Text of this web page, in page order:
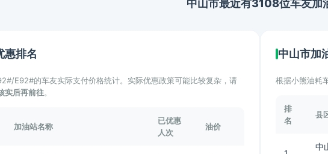
中山市最近有3108位车友加
惠排名
E92#的车友实际支付价格统计。实际优惠政策可能比较复杂，请
实后再前往。
加油站名称
已优惠
人次
油价
中山市加
根据小熊油耗
排
名
县
中